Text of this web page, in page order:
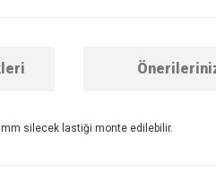
mm silecek lastiği monte edilebilir.